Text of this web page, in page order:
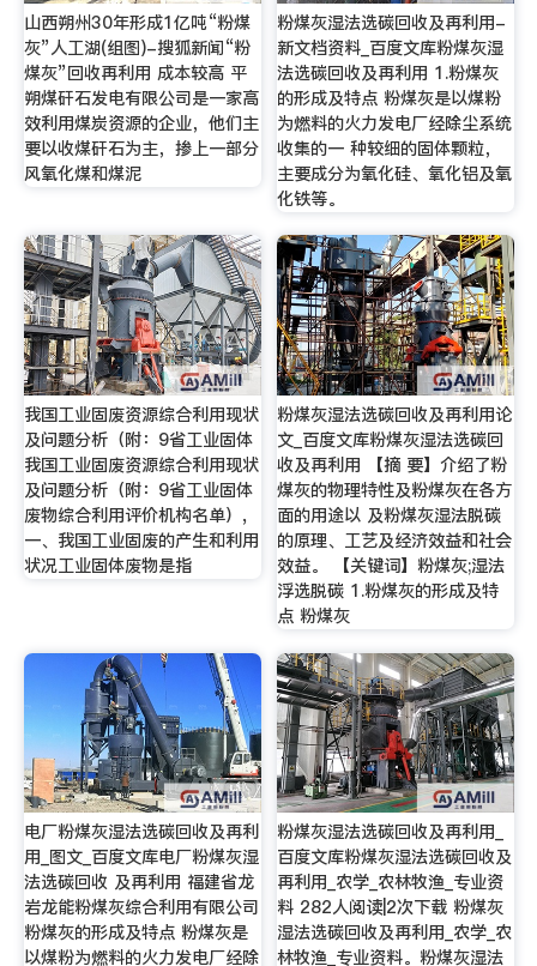
山西朔州30年形成1亿吨“粉煤
灰”人工湖(组图)-搜狐新闻“粉
煤灰”回收再利用 成本较高 平
朔煤矸石发电有限公司是一家高
效利用煤炭资源的企业，他们主
要以收煤矸石为主，掺上一部分
风氧化煤和煤泥
粉煤灰湿法选碳回收及再利用-
新文档资料_百度文库粉煤灰湿
法选碳回收及再利用 1.粉煤灰
的形成及特点 粉煤灰是以煤粉
为燃料的火力发电厂经除尘系统
收集的一 种较细的固体颗粒，
主要成分为氧化硅、氧化铝及氧
化铁等。
我国工业固废资源综合利用现状
及问题分析（附：9省工业固体
我国工业固废资源综合利用现状
及问题分析（附：9省工业固体
废物综合利用评价机构名单）,
一、我国工业固废的产生和利用
状况工业固体废物是指
粉煤灰湿法选碳回收及再利用论
文_百度文库粉煤灰湿法选碳回
收及再利用 【摘 要】介绍了粉
煤灰的物理特性及粉煤灰在各方
面的用途以 及粉煤灰湿法脱碳
的原理、工艺及经济效益和社会
效益。 【关键词】粉煤灰;湿法
浮选脱碳 1.粉煤灰的形成及特
点 粉煤灰
电厂粉煤灰湿法选碳回收及再利
用_图文_百度文库电厂粉煤灰湿
法选碳回收 及再利用 福建省龙
岩龙能粉煤灰综合利用有限公司
粉煤灰的形成及特点 粉煤灰是
以煤粉为燃料的火力发电厂经除
粉煤灰湿法选碳回收及再利用_
百度文库粉煤灰湿法选碳回收及
再利用_农学_农林牧渔_专业资
料 282人阅读|2次下载 粉煤灰
湿法选碳回收及再利用_农学_农
林牧渔_专业资料。粉煤灰湿法